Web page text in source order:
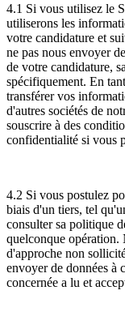
4.1 Si vous utilisez le
utiliserons les
votre candidature et
ne pas nous envoyer
de votre candidature,
spécifiquement. En
transférer vos
d'autres sociétés de
souscrire à des
confidentialité si vous
4.2 Si vous postulez
biais d'un tiers, tel
consulter sa politique
quelconque opération.
d'approche non
envoyer de données à
concernée a lu et